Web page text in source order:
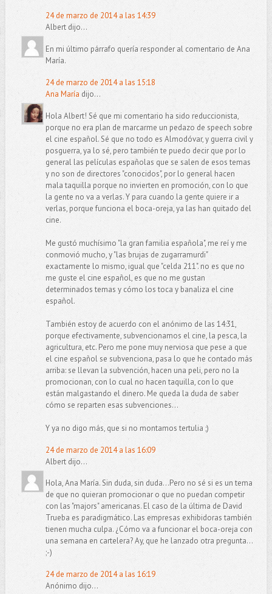
24 de marzo de 2014 a las 14:39
Albert dijo...
En mi último párrafo quería responder al comentario de Ana
María.
24 de marzo de 2014 a las 15:18
Ana María dijo...
Hola Albert! Sé que mi comentario ha sido reduccionista,
porque no era plan de marcarme un pedazo de speech sobre
el cine español. Sé que no todo es Almodóvar, y guerra civil y
posguerra, ya lo sé, pero también te puedo decir que por lo
general las películas españolas que se salen de esos temas
y no son de directores "conocidos", por lo general hacen
mala taquilla porque no invierten en promoción, con lo que
la gente no va a verlas. Y para cuando la gente quiere ir a
verlas, porque funciona el boca-oreja, ya las han quitado del
cine.
Me gustó muchísimo "la gran familia española", me reí y me
conmovió mucho, y "las brujas de zugarramurdi"
exactamente lo mismo, igual que "celda 211". no es que no
me guste el cine español, es que no me gustan
determinados temas y cómo los toca y banaliza el cine
español.
También estoy de acuerdo con el anónimo de las 14:31,
porque efectivamente, subvencionamos el cine, la pesca, la
agricultura, etc. Pero me pone muy nerviosa que pese a que
el cine español se subvenciona, pasa lo que he contado más
arriba: se llevan la subvención, hacen una peli, pero no la
promocionan, con lo cual no hacen taquilla, con lo que
están malgastando el dinero. Me queda la duda de saber
cómo se reparten esas subvenciones...
Y ya no digo más, que si no montamos tertulia ;)
24 de marzo de 2014 a las 16:09
Albert dijo...
Hola, Ana María. Sin duda, sin duda...Pero no sé si es un tema
de que no quieran promocionar o que no puedan competir
con las "majors" americanas. El caso de la última de David
Trueba es paradigmático. Las empresas exhibidoras también
tienen mucha culpa. ¿Cómo va a funcionar el boca-oreja con
una semana en cartelera? Ay, que he lanzado otra pregunta...
;-)
24 de marzo de 2014 a las 16:19
Anónimo dijo...